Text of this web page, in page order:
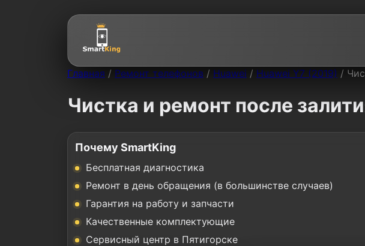
Главная / Ремонт телефонов / Huawei / Huawei Y7 (2019) /
Чистка и ремонт после
Почему SmartKing
Бесплатная диагностика
Ремонт в день обращения (в большинстве случаев)
Гарантия на работу и запчасти
Качественные комплектующие
Сервисный центр в Пятигорске